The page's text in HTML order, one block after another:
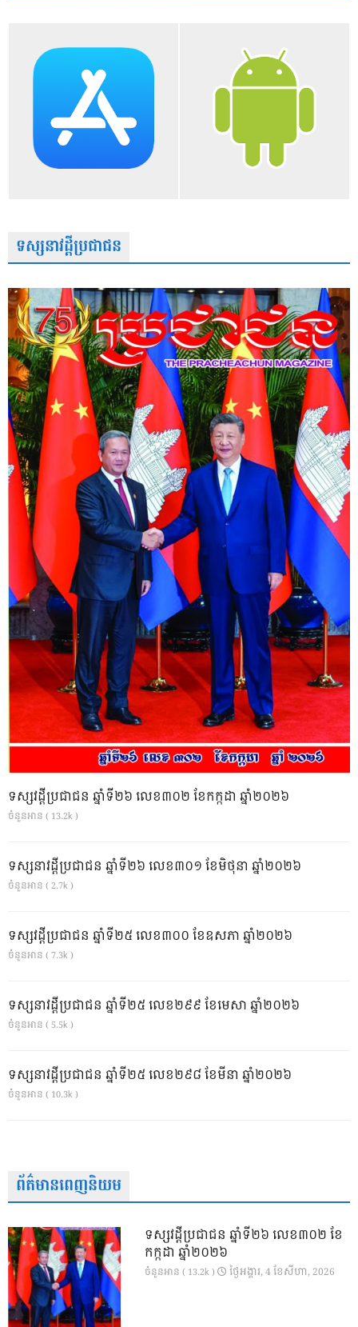
ទស្សនាវដ្តីប្រជាជន
ទស្សវដ្តីប្រជាជន ឆ្នាំទី២៦ លេខ៣០២ ខែកក្កដា ឆ្នាំ២០២៦
ចំនួនអាន ( 13.2k )
ទស្សនាវដ្ដីប្រជាជន ឆ្នាំទី២៦ លេខ៣០១ ខែមិថុនា ឆ្នាំ២០២៦
ចំនួនអាន ( 2.7k )
ទស្សវដ្តីប្រជាជន ឆ្នាំទី២៥ លេខ៣០០ ខែឧសភា ឆ្នាំ២០២៦
ចំនួនអាន ( 7.3k )
ទស្សនាវដ្ដីប្រជាជន ឆ្នាំទី២៥ លេខ២៩៩ ខែមេសា ឆ្នាំ២០២៦
ចំនួនអាន ( 5.5k )
ទស្សនាវដ្ដីប្រជាជន ឆ្នាំទី២៥ លេខ២៩៨ ខែមីនា ឆ្នាំ២០២៦
ចំនួនអាន ( 10.3k )
ព័ត៌មានពេញនិយម
ទស្សវដ្តីប្រជាជន ឆ្នាំទី២៦ លេខ៣០២ ខែ
កក្កដា ឆ្នាំ២០២៦
ចំនួនអាន ( 13.2k ) ថ្ងៃ​អង្គារ, 4 ខែ​សីហា, 2026